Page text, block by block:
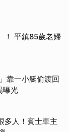
！ 平鎮85歲老婦
靠一小艇偷渡回
曝光
多人！賓士車主